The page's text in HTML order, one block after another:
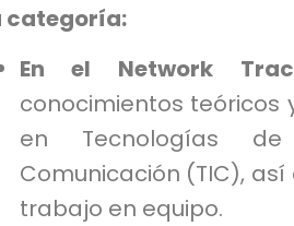
categoría:
En el Network
conocimientos teóricos
en Tecnologías
Comunicación (TIC),
trabajo en equipo.